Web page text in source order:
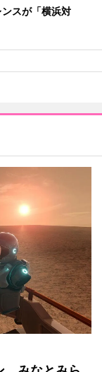
スが「横浜対